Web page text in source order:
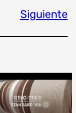
Siguiente